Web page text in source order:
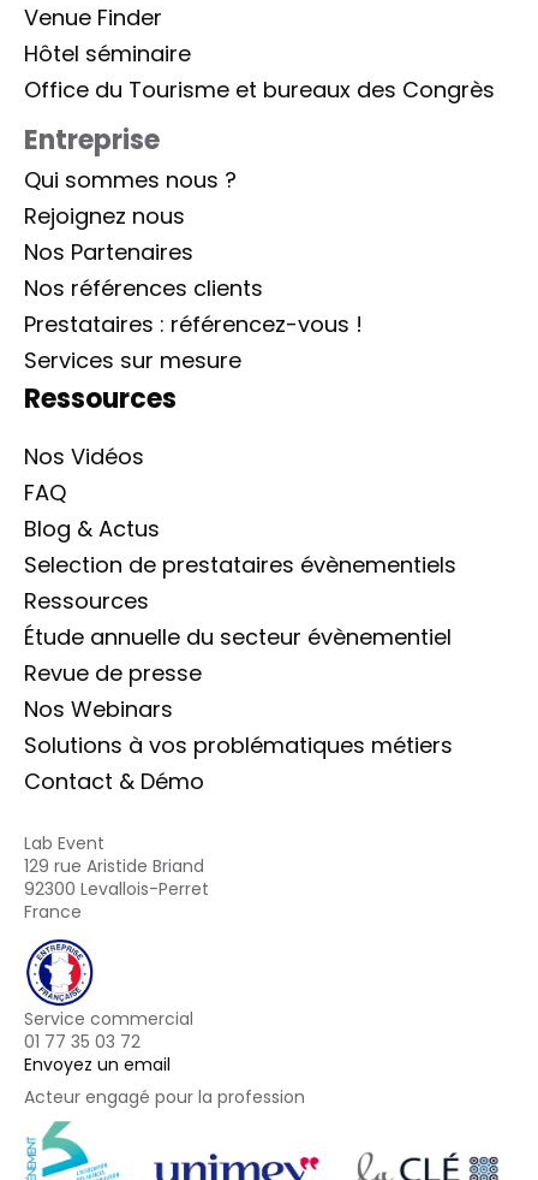
Venue Finder
Hôtel séminaire
Office du Tourisme et bureaux des Congrès
Entreprise
Qui sommes nous ?
Rejoignez nous
Nos Partenaires
Nos références clients
Prestataires : référencez-vous !
Services sur mesure
Ressources
Nos Vidéos
FAQ
Blog & Actus
Selection de prestataires évènementiels
Ressources
Étude annuelle du secteur évènementiel
Revue de presse
Nos Webinars
Solutions à vos problématiques métiers
Contact & Démo
Lab Event
129 rue Aristide Briand
92300 Levallois-Perret
France
Service commercial
01 77 35 03 72
Envoyez un email
Acteur engagé pour la profession